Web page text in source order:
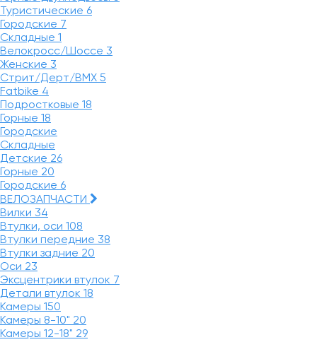
Туристические 6
Городские 7
Складные 1
Велокросс/Шоссе 3
Женские 3
Стрит/Дерт/BMX 5
Fatbike 4
Подростковые 18
Горные 18
Городские
Складные
Детские 26
Горные 20
Городские 6
ВЕЛОЗАПЧАСТИ
Вилки 34
Втулки, оси 108
Втулки передние 38
Втулки задние 20
Оси 23
Эксцентрики втулок 7
Детали втулок 18
Камеры 150
Камеры 8-10" 20
Камеры 12-18" 29